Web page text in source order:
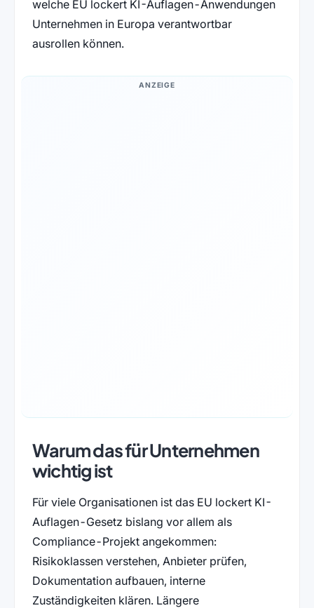
welche EU lockert KI-Auflagen-Anwendungen
Unternehmen in Europa verantwortbar
ausrollen können.
ANZEIGE
Warum das für Unternehmen
wichtig ist
Für viele Organisationen ist das EU lockert KI-
Auflagen-Gesetz bislang vor allem als
Compliance-Projekt angekommen:
Risikoklassen verstehen, Anbieter prüfen,
Dokumentation aufbauen, interne
Zuständigkeiten klären. Längere